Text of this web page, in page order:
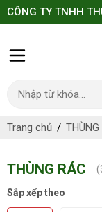
CÔNG TY TNHH
Trang chủ THÙNG
THÙNG RÁC (
Sắp xếp theo